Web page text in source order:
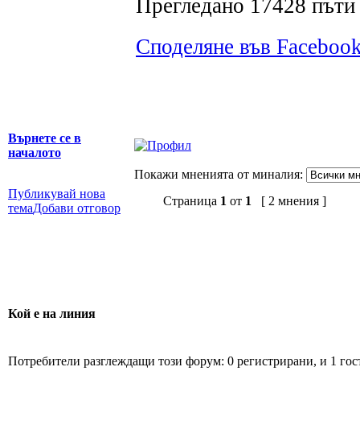
Прегледано 17428
Споделяне във
Върнете се в
началото
Покажи мненията от миналия:
Публикувай нова
темаДобави отговор
Страница 1 от 1 [ 2 мнения ]
Кой е на линия
Потребители разглеждащи този форум: 0 регистрирани, и 1